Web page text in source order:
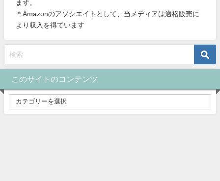
ます。
＊Amazonのアソシエイトとして、当メディアは適格販売に
より収入を得ています
このサイトのコンテンツ